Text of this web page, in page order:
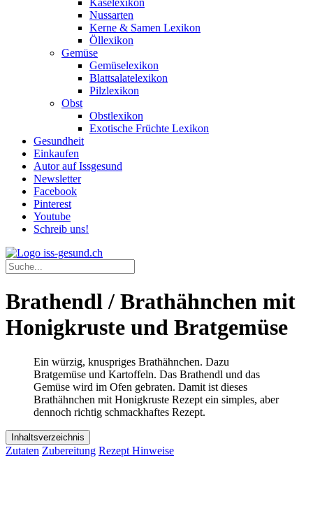
Käselexikon
Nussarten
Kerne & Samen Lexikon
Öllexikon
Gemüse
Gemüselexikon
Blattsalatelexikon
Pilzlexikon
Obst
Obstlexikon
Exotische Früchte Lexikon
Gesundheit
Einkaufen
Autor auf Issgesund
Newsletter
Facebook
Pinterest
Youtube
Schreib uns!
Brathendl / Brathähnchen mit
Honigkruste und Bratgemüse
Ein würzig, knuspriges Brathähnchen. Dazu
Bratgemüse und Kartoffeln. Das Brathendl und das
Gemüse wird im Ofen gebraten. Damit ist dieses
Brathähnchen mit Honigkruste Rezept ein simples, aber
dennoch richtig schmackhaftes Rezept.
Inhaltsverzeichnis
Zutaten Zubereitung Rezept Hinweise